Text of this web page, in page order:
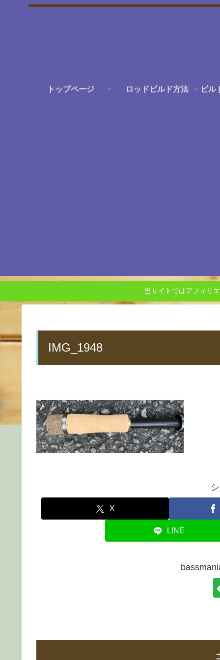
トップページ ロッドビルド方法 ビル
当サイトではアフィリ
IMG_1948
X
LINE